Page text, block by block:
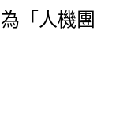
「人機團